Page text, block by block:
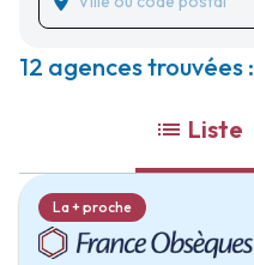
12 agences trouvées :
Liste
La + proche